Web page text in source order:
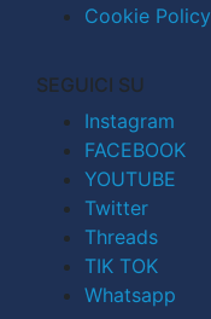
Cookie Policy
SEGUICI SU
Instagram
FACEBOOK
YOUTUBE
Twitter
Threads
TIK TOK
Whatsapp